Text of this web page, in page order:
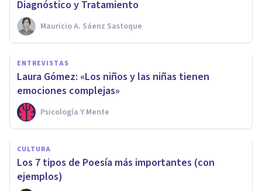
Diagnóstico y Tratamiento
Mauricio A. Sáenz Sastoque
ENTREVISTAS
Laura Gómez: «Los niños y las niñas tienen
emociones complejas»
Psicología Y Mente
CULTURA
Los 7 tipos de Poesía más importantes (con
ejemplos)